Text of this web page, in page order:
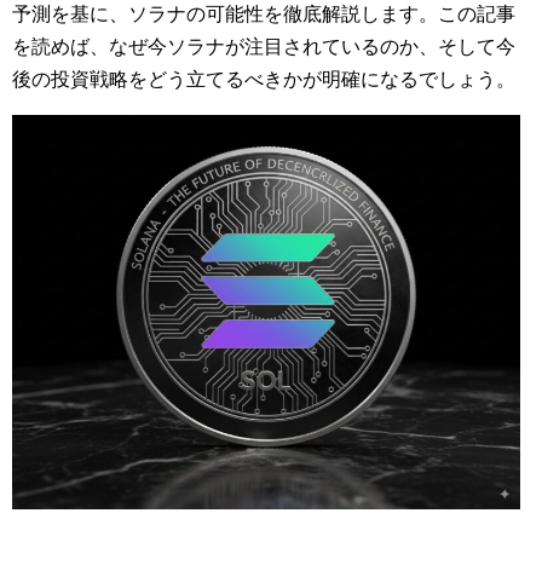
予測を基に、ソラナの可能性を徹底解説します。この記事
を読めば、なぜ今ソラナが注目されているのか、そして今
後の投資戦略をどう立てるべきかが明確になるでしょう。